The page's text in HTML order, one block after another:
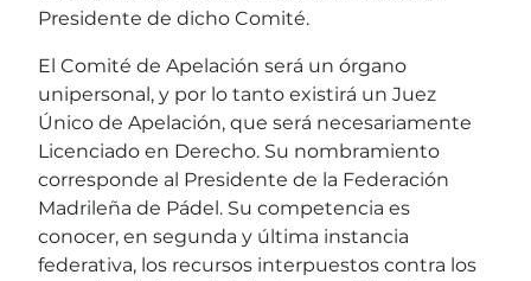
Presidente de dicho Comité.
El Comité de Apelación será un órgano
unipersonal, y por lo tanto existirá un Juez
Único de Apelación, que será necesariamente
Licenciado en Derecho. Su nombramiento
corresponde al Presidente de la Federación
Madrileña de Pádel. Su competencia es
conocer, en segunda y última instancia
federativa, los recursos interpuestos contra los